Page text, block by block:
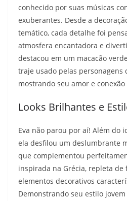
conhecido por suas músicas
exuberantes. Desde a
temático, cada detalhe foi
atmosfera encantadora e
destacou em um macacão
traje usado pelas personagens
mostrando seu amor e conexão
Looks Brilhantes e
Eva não parou por aí! Além do
ela desfilou um deslumbrante
que complementou
inspirada na Grécia, repleta de
elementos decorativos
Demonstrando seu estilo